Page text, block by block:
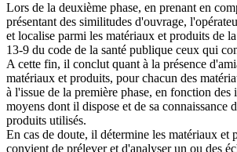
Lors de la deuxième phase, en prenant en
présentant des similitudes d'ouvrage,
et localise parmi les matériaux et produits de
13-9 du code de la santé publique ceux qui
A cette fin, il conclut quant à la présence
matériaux et produits, pour chacun des
à l'issue de la première phase, en fonction des
moyens dont il dispose et de sa connaissance
produits utilisés.
En cas de doute, il détermine les matériaux et
convient de prélever et d'analyser un ou des